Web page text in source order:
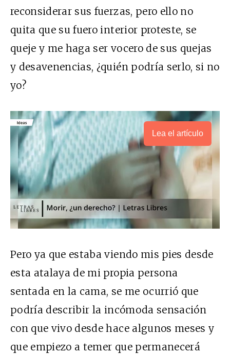
reconsiderar sus fuerzas, pero ello no
quita que su fuero interior proteste, se
queje y me haga ser vocero de sus quejas
y desavenencias, ¿quién podría serlo, si no
yo?
Lea el artículo
Pero ya que estaba viendo mis pies desde
esta atalaya de mi propia persona
sentada en la cama, se me ocurrió que
podría describir la incómoda sensación
con que vivo desde hace algunos meses y
que empiezo a temer que permanecerá